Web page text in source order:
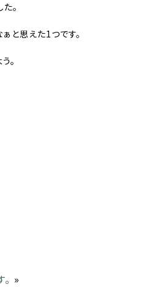
。
と思えた1つです。
。
｡ »